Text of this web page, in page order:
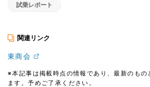
試乗レポート
関連リンク
東商会
※本記事は掲載時点の情報であり、最新のもの
ます。予めご了承ください。